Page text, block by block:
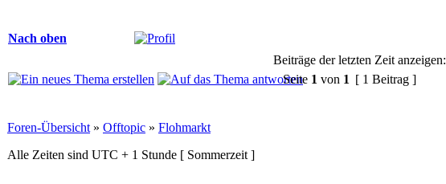
Nach oben
Beiträge der letzten Zeit anzeigen:
Seite 1 von 1 [ 1 Beitrag ]
Foren-Übersicht » Offtopic » Flohmarkt
Alle Zeiten sind UTC + 1 Stunde [ Sommerzeit ]